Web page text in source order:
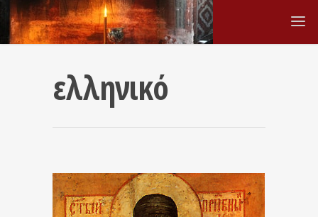
ελληνικό